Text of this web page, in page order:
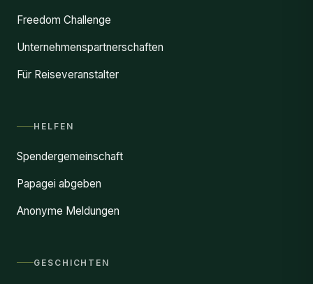
Freedom Challenge
Unternehmenspartnerschaften
Für Reiseveranstalter
HELFEN
Spendergemeinschaft
Papagei abgeben
Anonyme Meldungen
GESCHICHTEN